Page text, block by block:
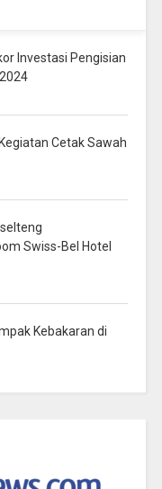
Investasi Pengisian
Cetak Sawah
Swiss-Bel Hotel
Kebakaran di